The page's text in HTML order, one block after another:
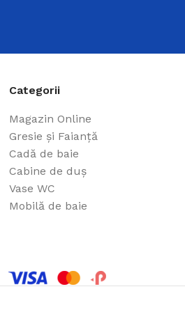
Categorii
Magazin Online
Gresie și Faianță
Cadă de baie
Cabine de duș
Vase WC
Mobilă de baie